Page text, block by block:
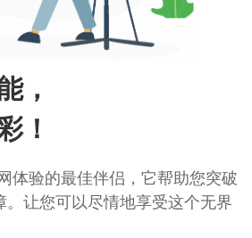
，
！
体验的最佳伴侣，它帮助您突破
让您可以尽情地享受这个无界